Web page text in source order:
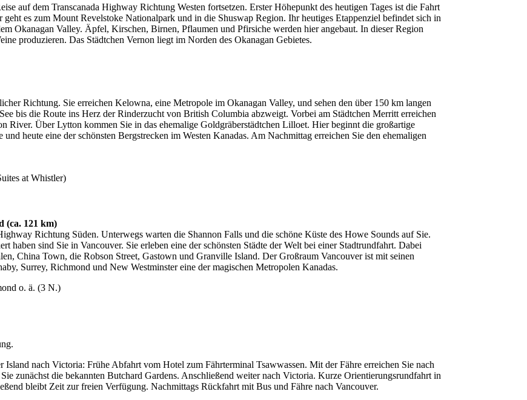
auf dem Transcanada Highway Richtung Westen fortsetzen. Erster Höhepunkt des heutigen Tages ist die Fahrt
es zum Mount Revelstoke Nationalpark und in die Shuswap Region. Ihr heutiges Etappenziel befindet sich in
Okanagan Valley. Äpfel, Kirschen, Birnen, Pflaumen und Pfirsiche werden hier angebaut. In dieser Region
produzieren. Das Städtchen Vernon liegt im Norden des Okanagan Gebietes.
Richtung. Sie erreichen Kelowna, eine Metropole im Okanagan Valley, und sehen den über 150 km langen
bis die Route ins Herz der Rinderzucht von British Columbia abzweigt. Vorbei am Städtchen Merritt erreichen
River. Über Lytton kommen Sie in das ehemalige Goldgräberstädtchen Lilloet. Hier beginnt die großartige
heute eine der schönsten Bergstrecken im Westen Kanadas. Am Nachmittag erreichen Sie den ehemaligen
at Whistler)
(ca. 121 km)
Richtung Süden. Unterwegs warten die Shannon Falls und die schöne Küste des Howe Sounds auf Sie.
haben sind Sie in Vancouver. Sie erleben eine der schönsten Städte der Welt bei einer Stadtrundfahrt. Dabei
China Town, die Robson Street, Gastown und Granville Island. Der Großraum Vancouver ist mit seinen
Surrey, Richmond und New Westminster eine der magischen Metropolen Kanadas.
o. ä. (3 N.)
nach Victoria: Frühe Abfahrt vom Hotel zum Fährterminal Tsawwassen. Mit der Fähre erreichen Sie nach
zunächst die bekannten Butchard Gardens. Anschließend weiter nach Victoria. Kurze Orientierungsrundfahrt in
bleibt Zeit zur freien Verfügung. Nachmittags Rückfahrt mit Bus und Fähre nach Vancouver.